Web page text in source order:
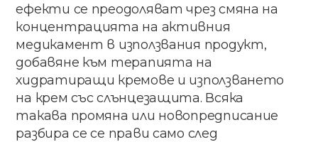
ефекти​ се​ преодоляват​ чрез​ ​смяна на​ ​
концентрацията​ ​на​ ​активния​ ​
медикамент​ ​в използвания​ ​продукт,​ ​
добавяне​ ​към терапията​ ​на​ ​
хидратиращи​ ​кремове​ ​и използването​
на​ крем​ със​ слънцезащита​. Всяка​ ​
такава​ ​промяна​ ​или​ ​новопредписание
разбира​ ​се​ ​се​ ​прави​ ​само​ ​след​ ​